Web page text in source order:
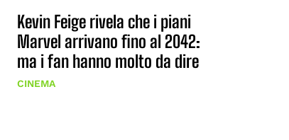
Kevin Feige rivela che i piani
Marvel arrivano fino al 2042:
ma i fan hanno molto da dire
CINEMA